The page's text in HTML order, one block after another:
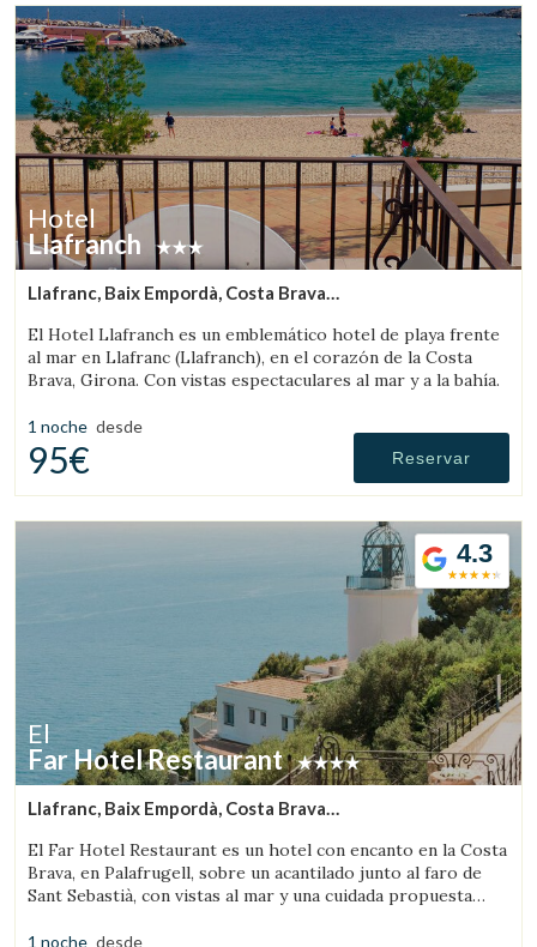
Hotel
Llafranch
Llafranc, Baix Empordà, Costa Brava
El Hotel Llafranch es un emblemático hotel de playa frente
al mar en Llafranc (Llafranch), en el corazón de la Costa
Brava, Girona. Con vistas espectaculares al mar y a la bahía.
1 noche desde
95€ Reservar
4.3
El
Far Hotel Restaurant
Llafranc, Baix Empordà, Costa Brava
El Far Hotel Restaurant es un hotel con encanto en la Costa
Brava, en Palafrugell, sobre un acantilado junto al faro de
Sant Sebastià, con vistas al mar y una cuidada propuesta
1 noche desde